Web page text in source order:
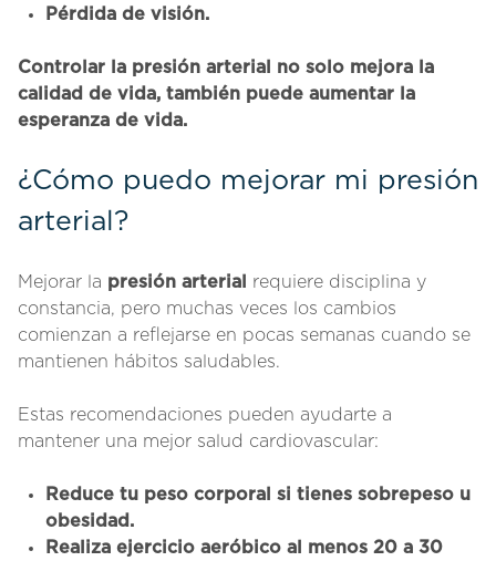
Pérdida de visión.
Controlar la presión arterial no solo mejora la
calidad de vida, también puede aumentar la
esperanza de vida.
¿Cómo puedo mejorar mi presión
arterial?
Mejorar la presión arterial
requiere disciplina y
constancia, pero muchas veces los cambios
comienzan a reflejarse en pocas semanas cuando se
mantienen hábitos saludables.
Estas recomendaciones pueden ayudarte a
mantener una mejor salud cardiovascular:
Reduce tu peso corporal si tienes sobrepeso u
obesidad.
Realiza ejercicio aeróbico al menos 20 a 30